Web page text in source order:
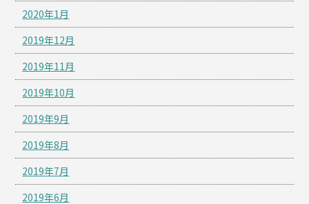
2020年1月
2019年12月
2019年11月
2019年10月
2019年9月
2019年8月
2019年7月
2019年6月